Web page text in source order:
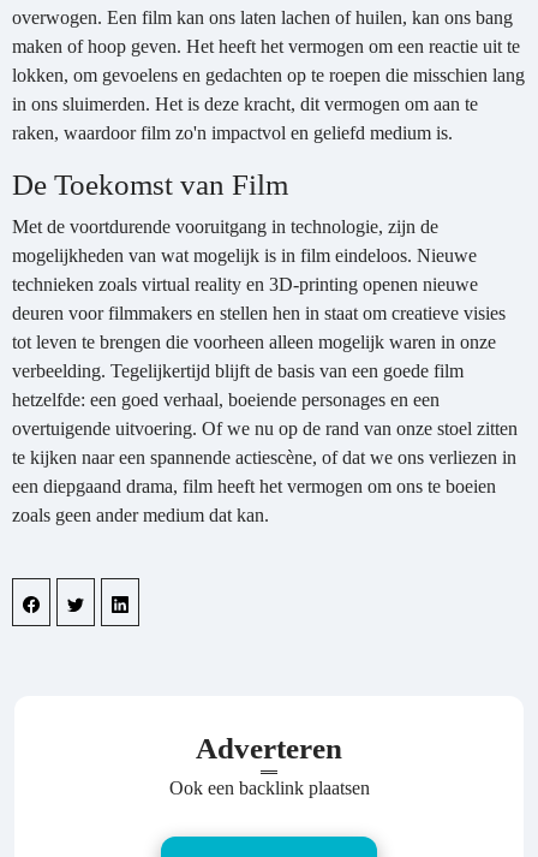
overwogen. Een film kan ons laten lachen of huilen, kan ons bang
maken of hoop geven. Het heeft het vermogen om een reactie uit te
lokken, om gevoelens en gedachten op te roepen die misschien lang
in ons sluimerden. Het is deze kracht, dit vermogen om aan te
raken, waardoor film zo'n impactvol en geliefd medium is.
De Toekomst van Film
Met de voortdurende vooruitgang in technologie, zijn de
mogelijkheden van wat mogelijk is in film eindeloos. Nieuwe
technieken zoals virtual reality en 3D-printing openen nieuwe
deuren voor filmmakers en stellen hen in staat om creatieve visies
tot leven te brengen die voorheen alleen mogelijk waren in onze
verbeelding. Tegelijkertijd blijft de basis van een goede film
hetzelfde: een goed verhaal, boeiende personages en een
overtuigende uitvoering. Of we nu op de rand van onze stoel zitten
te kijken naar een spannende actiescène, of dat we ons verliezen in
een diepgaand drama, film heeft het vermogen om ons te boeien
zoals geen ander medium dat kan.
Adverteren
Ook een backlink plaatsen